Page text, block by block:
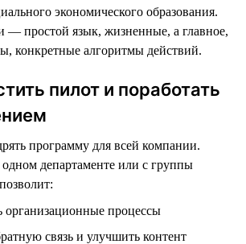
экономического образования.
— простой язык, жизненные, а главное,
конкретные алгоритмы действий.
пилот и поработать
программу для всей компании.
департаменте или с группы
организационные процессы
связь и улучшить контент